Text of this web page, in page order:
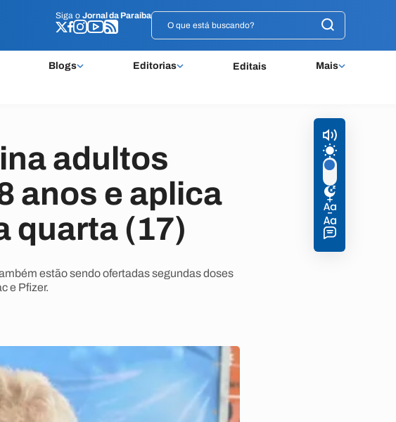
Siga o Jornal da Paraíba
Blogs Editorias Editais Mais
Siga o Jornal da Paraíba
adultos
anos e aplica
quarta (17)
estão sendo ofertadas segundas doses
e Pfizer.